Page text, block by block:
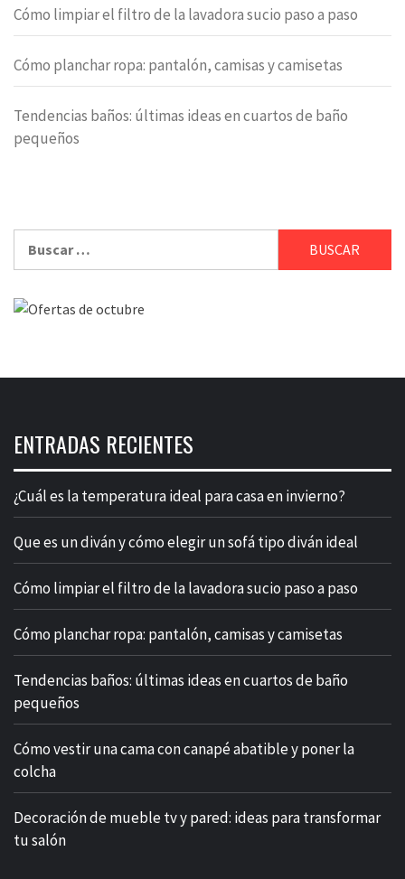
Cómo limpiar el filtro de la lavadora sucio paso a paso
Cómo planchar ropa: pantalón, camisas y camisetas
Tendencias baños: últimas ideas en cuartos de baño
pequeños
ENTRADAS RECIENTES
¿Cuál es la temperatura ideal para casa en invierno?
Que es un diván y cómo elegir un sofá tipo diván ideal
Cómo limpiar el filtro de la lavadora sucio paso a paso
Cómo planchar ropa: pantalón, camisas y camisetas
Tendencias baños: últimas ideas en cuartos de baño
pequeños
Cómo vestir una cama con canapé abatible y poner la
colcha
Decoración de mueble tv y pared: ideas para transformar
tu salón